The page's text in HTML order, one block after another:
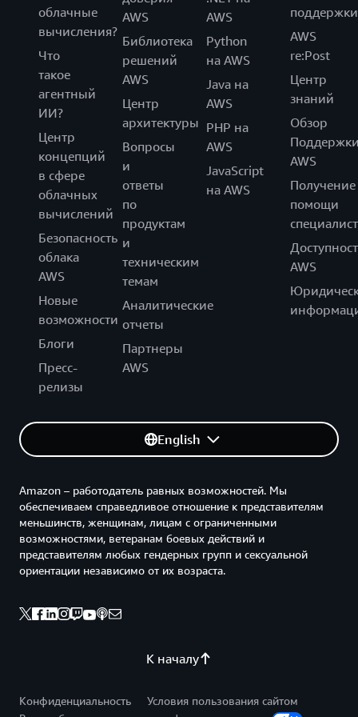
облачные
вычисления?
Что
такое
агентный
ИИ?
Центр
концепций
в сфере
облачных
вычислений
Безопасность
облака
AWS
Новые
возможности
Блоги
Пресс-
релизы
AWS
Библиотека
решений
AWS
Центр
архитектуры
Вопросы
и
ответы
по
продуктам
и
техническим
темам
Аналитические
отчеты
Партнеры
AWS
AWS
Python
на AWS
Java на
AWS
PHP на
AWS
JavaScript
на AWS
поддержки
AWS
re:Post
Центр
знаний
Обзор
AWS
Получение
помощи
AWS
English
К началу
Amazon – работодатель равных возможностей. Мы
обеспечиваем справедливое отношение к представителям
меньшинств, женщинам, лицам с ограниченными
возможностями, ветеранам боевых действий и
представителям любых гендерных групп и сексуальной
ориентации независимо от их возраста.
Конфиденциальность
Условия пользования сайтом